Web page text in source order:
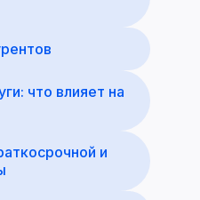
что влияет на
и